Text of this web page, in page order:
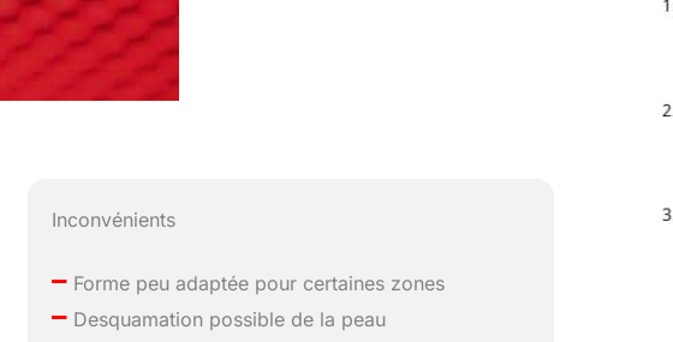
Inconvénients
– Forme peu adaptée pour certaines zones
– Desquamation possible de la peau